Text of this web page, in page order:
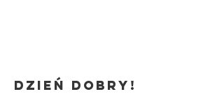
Dzień dobry!